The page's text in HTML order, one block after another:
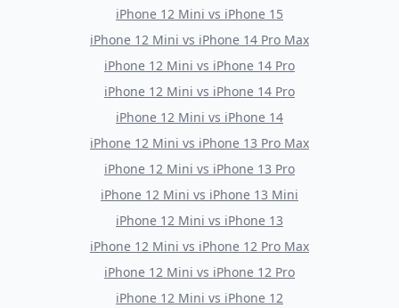
iPhone 12 Mini vs iPhone 15
iPhone 12 Mini vs iPhone 14 Pro Max
iPhone 12 Mini vs iPhone 14 Pro
iPhone 12 Mini vs iPhone 14 Pro
iPhone 12 Mini vs iPhone 14
iPhone 12 Mini vs iPhone 13 Pro Max
iPhone 12 Mini vs iPhone 13 Pro
iPhone 12 Mini vs iPhone 13 Mini
iPhone 12 Mini vs iPhone 13
iPhone 12 Mini vs iPhone 12 Pro Max
iPhone 12 Mini vs iPhone 12 Pro
iPhone 12 Mini vs iPhone 12